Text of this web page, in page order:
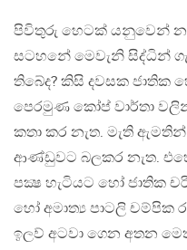
පිවිතුරු හෙටක් යනුවෙන්
සටහනේ මෙවැනි සිද්ධින්
තිබේද? කිසි දවසක ජාතික
පෙරමුණ කෝප් වාර්තා
කතා කර නැත. මැති
ආණ්ඩුවට බලකර නැත.
පක්‍ෂ හැටියට හෝ ජාතික
හෝ අමාත්‍ය පාටලි චම්පික
ඉලව් අටවා ගෙන අතන